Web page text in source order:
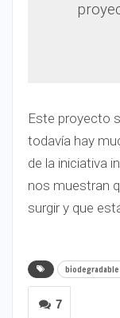
Este proyecto
todavía hay
de la iniciativa
nos muestran
surgir y que
7